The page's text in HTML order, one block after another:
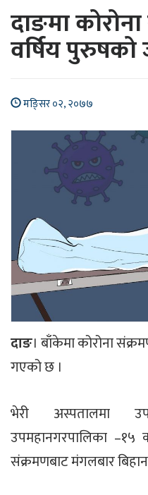
दाङमा
वर्षिय पुरुषको
मङि्सर ०२, २०७७
दाङ। बाँकेमा कोरोना
गएको छ ।
भेरी अस्पतालमा
उपमहानगरपालिका –१५
संक्रमणबाट मंगलबार